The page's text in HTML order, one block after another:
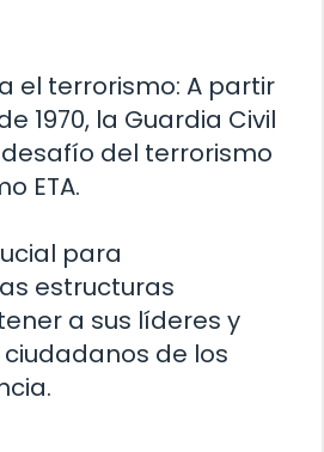
el terrorismo: A partir
1970, la Guardia Civil
del terrorismo
ETA.
para
estructuras
a sus líderes y
de los